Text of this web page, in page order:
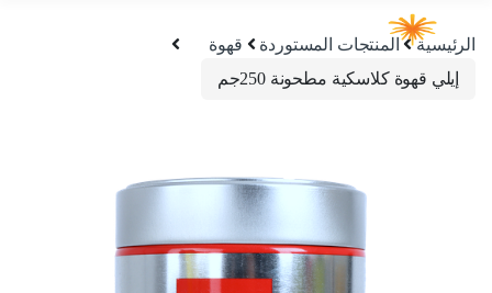
الرئيسية المنتجات المستوردة
قهوة
إيلي قهوة كلاسكية مطحونة 250جم